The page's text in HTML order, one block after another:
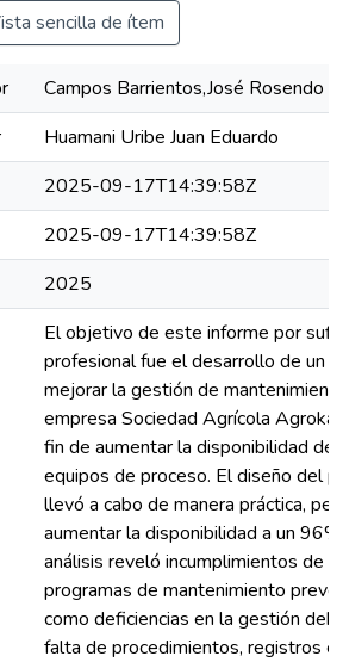
sencilla de ítem
Campos Barrientos,José Rosendo
Huamani Uribe Juan Eduardo
2025-09-17T14:39:58Z
2025-09-17T14:39:58Z
2025
El objetivo de este informe por
profesional fue el desarrollo de un
mejorar la gestión de
empresa Sociedad Agrícola
fin de aumentar la disponibilidad de
equipos de proceso. El diseño del
llevó a cabo de manera práctica,
aumentar la disponibilidad a un
análisis reveló incumplimientos de
programas de mantenimiento
como deficiencias en la gestión
falta de procedimientos, registros e